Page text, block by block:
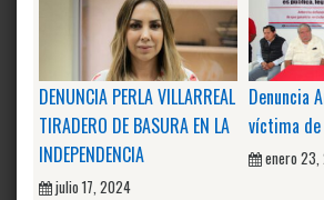
DENUNCIA PERLA VILLARREAL
TIRADERO DE BASURA EN LA
INDEPENDENCIA
julio 17, 2024
Denuncia
víctima
enero 23,